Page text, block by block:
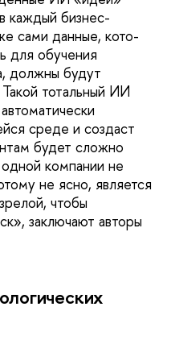
каждый бизнес-
сами данные, кото­
для обучения
должны будут
тотальный ИИ
среде и создаст
будет сложно
компании не
не ясно, является
чтобы
заключают авторы